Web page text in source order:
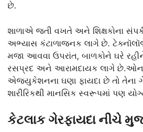
છે.
શાળાએ જતી વખતે અને શિક્ષકોના
અભ્યાસ કંટાળાજનક લાગે છે.
મજા આવવા ઉપરાંત, બાળકોને ઘરે
રસપ્રદ અને આરામદાયક લાગે
એજ્યુકેશનના ઘણા ફાયદા છે તો તેના
શારીરિકથી માનસિક સ્વરૂપમાં પણ
કેટલાક ગેરફાયદા નીચે